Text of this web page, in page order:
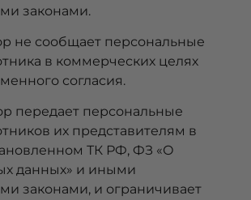
законами.
не сообщает персональные
в коммерческих целях
согласия.
передает персональные
их представителям в
ТК РФ, ФЗ «О
данных» и иными
законами, и ограничивает